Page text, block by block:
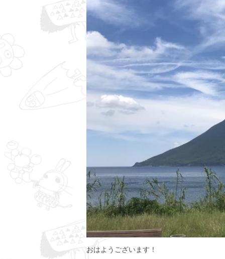
おはようございます！